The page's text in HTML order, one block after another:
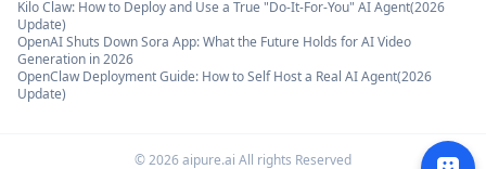
Kilo Claw: How to Deploy and Use a True "Do‑It‑For‑You" AI Agent(2026
Update)
OpenAI Shuts Down Sora App: What the Future Holds for AI Video
Generation in 2026
OpenClaw Deployment Guide: How to Self Host a Real AI Agent(2026
Update)
©2026aipure.ai All rights Reserved